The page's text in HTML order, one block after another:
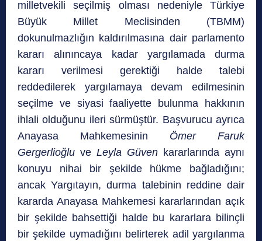
milletvekili seçilmiş olması nedeniyle Türkiye
Büyük Millet Meclisinden (TBMM)
dokunulmazlığın kaldırılmasına dair parlamento
kararı alınıncaya kadar yargılamada durma
kararı verilmesi gerektiği halde talebi
reddedilerek yargılamaya devam edilmesinin
seçilme ve siyasi faaliyette bulunma hakkının
ihlali olduğunu ileri sürmüştür. Başvurucu ayrıca
Anayasa Mahkemesinin Ömer Faruk
Gergerlioğlu ve Leyla Güven kararlarında aynı
konuyu nihai bir şekilde hükme bağladığını;
ancak Yargıtayın, durma talebinin reddine dair
kararda Anayasa Mahkemesi kararlarından açık
bir şekilde bahsettiği halde bu kararlara bilinçli
bir şekilde uymadığını belirterek adil yargılanma